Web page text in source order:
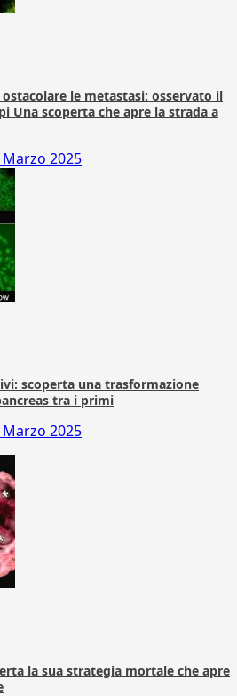
ostacolare le metastasi: osservato il
Una scoperta che apre la strada a
Marzo 2025
scoperta una trasformazione
tra i primi
Marzo 2025
la sua strategia mortale che apre